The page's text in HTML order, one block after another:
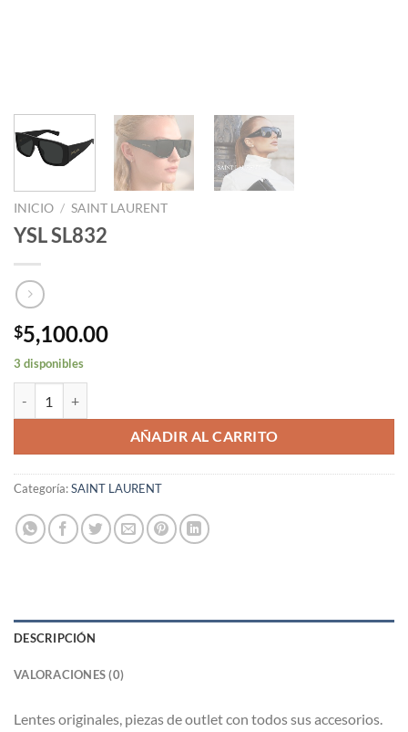
INICIO / SAINT LAURENT
YSL SL832
$5,100.00
3 disponibles
AÑADIR AL CARRITO
Categoría:SAINT LAURENT
DESCRIPCIÓN
VALORACIONES (0)
Lentes originales, piezas de outlet con todos sus accesorios.